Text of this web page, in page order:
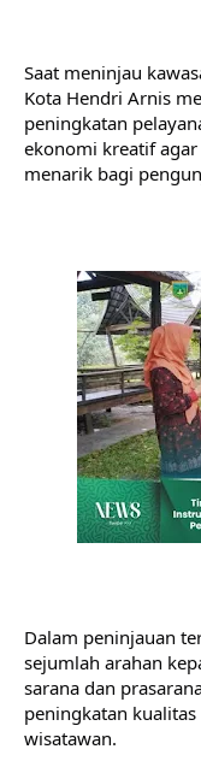
Saat meninjau
Kota Hendri Arnis
peningkatan
ekonomi kreatif
menarik bagi
Dalam peninjauan
sejumlah arahan
sarana dan
peningkatan
wisatawan.